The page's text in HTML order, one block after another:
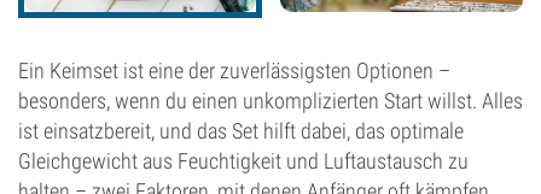
Ein Keimset ist eine der zuverlässigsten Optionen –
besonders, wenn du einen unkomplizierten Start willst. Alles
ist einsatzbereit, und das Set hilft dabei, das optimale
Gleichgewicht aus Feuchtigkeit und Luftaustausch zu